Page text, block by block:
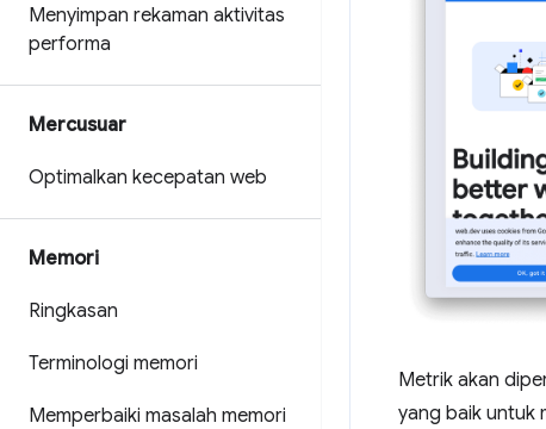
Menyimpan rekaman aktivitas
performa
Mercusuar
Optimalkan kecepatan web
Memori
Ringkasan
Terminologi memori
Memperbaiki masalah memori
Metrik akan
yang baik untuk